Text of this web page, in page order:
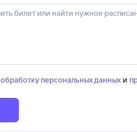
обработку персональных данных и